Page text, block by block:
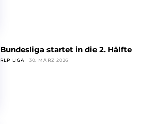
Bundesliga startet in die 2. Hälfte
RLP LIGA 30. MÄRZ 2026